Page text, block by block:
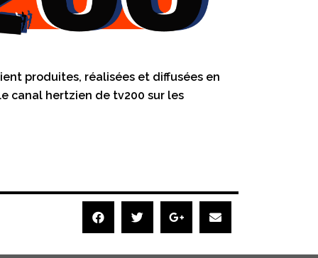
produites, réalisées et diffusées en
canal hertzien de tv200 sur les